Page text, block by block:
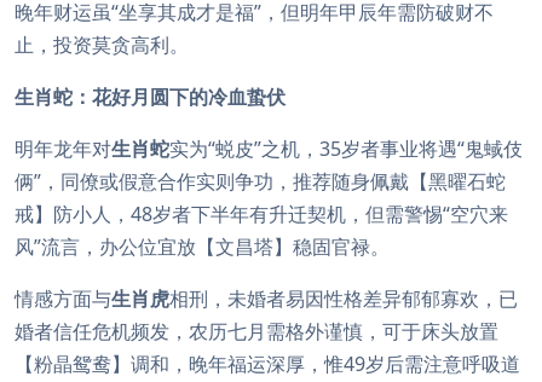
晚年财运虽“坐享其成才是福”，但明年甲辰年需防破财不
止，投资莫贪高利。
生肖蛇：花好月圆下的冷血蛰伏
明年龙年对生肖蛇实为“蜕皮”之机，35岁者事业将遇“鬼蜮伎
俩”，同僚或假意合作实则争功，推荐随身佩戴【黑曜石蛇
戒】防小人，48岁者下半年有升迁契机，但需警惕“空穴来
风”流言，办公位宜放【文昌塔】稳固官禄。
情感方面与生肖虎相刑，未婚者易因性格差异郁郁寡欢，已
婚者信任危机频发，农历七月需格外谨慎，可于床头放置
【粉晶鸳鸯】调和，晚年福运深厚，惟49岁后需注意呼吸道